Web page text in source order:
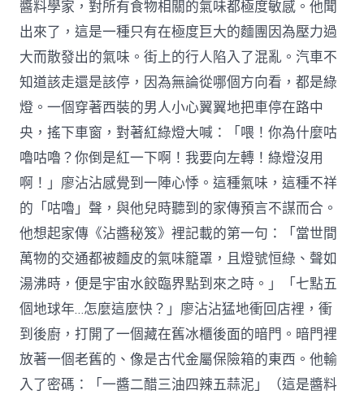
醬料學家，對所有食物相關的氣味都極度敏感。他聞
出來了，這是一種只有在極度巨大的麵團因為壓力過
大而散發出的氣味。街上的行人陷入了混亂。汽車不
知道該走還是該停，因為無論從哪個方向看，都是綠
燈。一個穿著西裝的男人小心翼翼地把車停在路中
央，搖下車窗，對著紅綠燈大喊：「喂！你為什麼咕
嚕咕嚕？你倒是紅一下啊！我要向左轉！綠燈沒用
啊！」廖沾沾感覺到一陣心悸。這種氣味，這種不祥
的「咕嚕」聲，與他兒時聽到的家傳預言不謀而合。
他想起家傳《沾醬秘笈》裡記載的第一句：「當世間
萬物的交通都被麵皮的氣味籠罩，且燈號恒綠、聲如
湯沸時，便是宇宙水餃臨界點到來之時。」「七點五
個地球年…怎麼這麼快？」廖沾沾猛地衝回店裡，衝
到後廚，打開了一個藏在舊冰櫃後面的暗門。暗門裡
放著一個老舊的、像是古代金屬保險箱的東西。他輸
入了密碼：「一醬二醋三油四辣五蒜泥」（這是醬料